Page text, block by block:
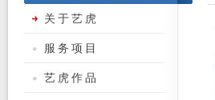
关于艺虎
服务项目
艺虎作品